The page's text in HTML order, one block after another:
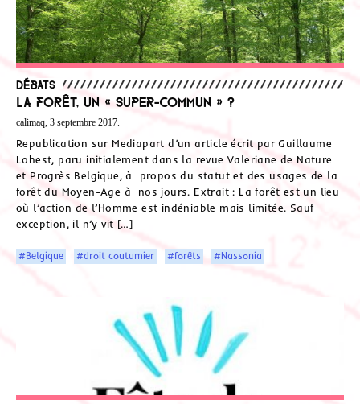
Débats
La forêt, un « super-commun » ?
calimaq, 3 septembre 2017.
Republication sur Mediapart d’un article écrit par Guillaume
Lohest, paru initialement dans la revue Valeriane de Nature
et Progrès Belgique, à propos du statut et des usages de la
forêt du Moyen-Age à nos jours. Extrait : La forêt est un lieu
où l’action de l’Homme est indéniable mais limitée. Sauf
exception, il n’y vit […]
#Belgique #droit coutumier #forêts #Nassonia